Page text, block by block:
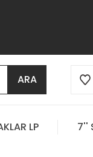
ARA
LP 7''